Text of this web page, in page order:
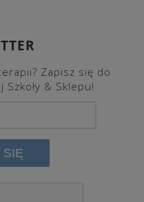
Zapisz się do
& Sklepu!
SIĘ